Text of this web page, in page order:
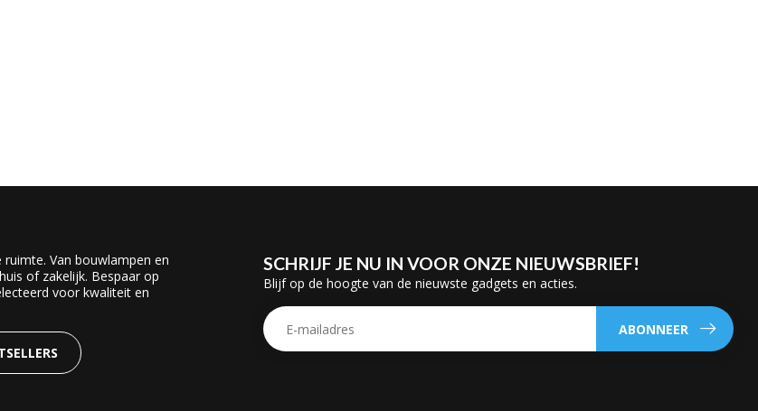
Van bouwlampen en
of zakelijk. Bespaar op
voor kwaliteit en
SCHRIJF JE NU IN VOOR ONZE NIEUWSBRIEF!
Blijf op de hoogte van de nieuwste gadgets en acties.
ABONNEER